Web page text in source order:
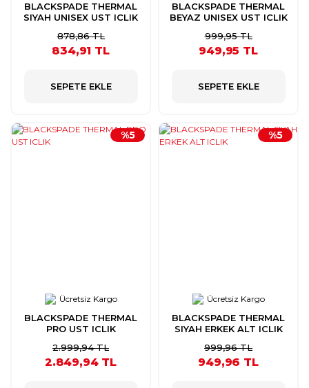
BLACKSPADE THERMAL
SIYAH UNISEX UST ICLIK
878,86 TL
834,91 TL
SEPETE EKLE
BLACKSPADE THERMAL
BEYAZ UNISEX UST ICLIK
999,95 TL
949,95 TL
SEPETE EKLE
Ücretsiz Kargo
BLACKSPADE THERMAL
PRO UST ICLIK
%5
2.999,94 TL
2.849,94 TL
Ücretsiz Kargo
BLACKSPADE THERMAL
SIYAH ERKEK ALT ICLIK
%5
999,96 TL
949,96 TL